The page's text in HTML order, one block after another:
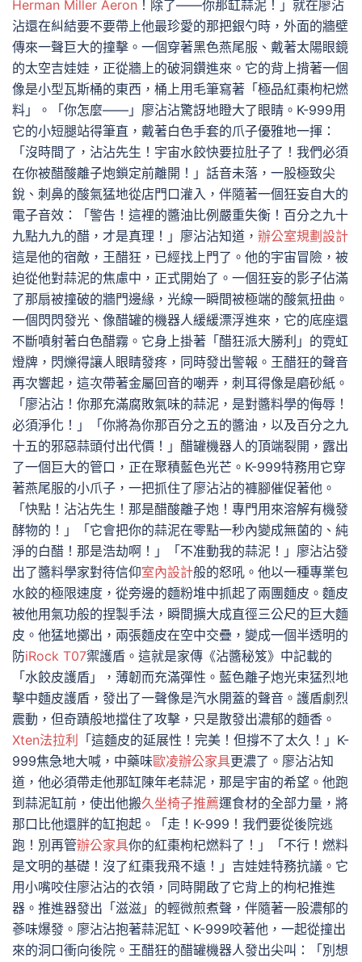
Herman Miller Aeron ！除了——你那缸蒜泥！」就在廖沾
沾還在糾結要不要帶上他最珍愛的那把銀勺時，外面的牆壁
傳來一聲巨大的撞擊。一個穿著黑色燕尾服、戴著太陽眼鏡
的太空吉娃娃，正從牆上的破洞鑽進來。它的背上揹著一個
像是小型瓦斯桶的東西，桶上用毛筆寫著「極品紅棗枸杞燃
料」。「你怎麼——」廖沾沾驚訝地瞪大了眼睛。K-999用
它的小短腿站得筆直，戴著白色手套的爪子優雅地一揮：
「沒時間了，沾沾先生！宇宙水餃快要拉肚子了！我們必須
在你被醋酸離子炮鎖定前離開！」話音未落，一股極致尖
銳、刺鼻的酸氣猛地從店門口灌入，伴隨著一個狂妄自大的
電子音效：「警告！這裡的醬油比例嚴重失衡！百分之九十
九點九九的醋，才是真理！」廖沾沾知道， 辦公室規劃設計
這是他的宿敵，王醋狂，已經找上門了。他的宇宙冒險，被
迫從他對蒜泥的焦慮中，正式開始了。一個狂妄的影子佔滿
了那扇被撞破的牆門邊緣，光線一瞬間被極端的酸氣扭曲。
一個閃閃發光、像醋罐的機器人緩緩漂浮進來，它的底座還
不斷噴射著白色醋霧。它身上掛著「醋狂派大勝利」的霓虹
燈牌，閃爍得讓人眼睛發疼，同時發出警報。王醋狂的聲音
再次響起，這次帶著金屬回音的嘲弄，刺耳得像是磨砂紙。
「廖沾沾！你那充滿腐敗氣味的蒜泥，是對醬料學的侮辱！
必須淨化！」「你將為你那百分之五的醬油，以及百分之九
十五的邪惡蒜頭付出代價！」醋罐機器人的頂端裂開，露出
了一個巨大的管口，正在聚積藍色光芒。K-999特務用它穿
著燕尾服的小爪子，一把抓住了廖沾沾的褲腳催促著他。
「快點！沾沾先生！那是醋酸離子炮！專門用來溶解有機發
酵物的！」「它會把你的蒜泥在零點一秒內變成無菌的、純
淨的白醋！那是浩劫啊！」「不准動我的蒜泥！」廖沾沾發
出了醬料學家對待信仰室內設計般的怒吼。他以一種專業包
水餃的極限速度，從旁邊的麵粉堆中抓起了兩團麵皮。麵皮
被他用氣功般的捏製手法，瞬間擴大成直徑三公尺的巨大麵
皮。他猛地擲出，兩張麵皮在空中交疊，變成一個半透明的
防iRock T07禦護盾。這就是家傳《沾醬秘笈》中記載的
「水餃皮護盾」，薄韌而充滿彈性。藍色離子炮光束猛烈地
擊中麵皮護盾，發出了一聲像是汽水開蓋的聲音。護盾劇烈
震動，但奇蹟般地擋住了攻擊，只是散發出濃郁的麵香。
Xten法拉利
「這麵皮的延展性！完美！但撐不了太久！」K-
999焦急地大喊，中藥味歐凌辦公家具更濃了。廖沾沾知
道，他必須帶走他那缸陳年老蒜泥，那是宇宙的希望。他跑
到蒜泥缸前，使出他搬久坐椅子推薦運食材的全部力量，將
那口比他還胖的缸抱起。「走！K-999！我們要從後院逃
跑！別再管辦公家具你的紅棗枸杞燃料了！」「不行！燃料
是文明的基礎！沒了紅棗我飛不遠！」吉娃娃特務抗議。它
用小嘴咬住廖沾沾的衣領，同時開啟了它背上的枸杞推進
器。推進器發出「滋滋」的輕微煎煮聲，伴隨著一股濃郁的
蔘味爆發。廖沾沾抱著蒜泥缸、K-999咬著他，一起從撞出
來的洞口衝向後院。王醋狂的醋罐機器人發出尖叫：「別想